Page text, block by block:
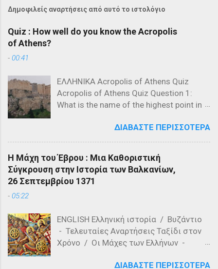
Δημοφιλείς αναρτήσεις από αυτό το ιστολόγιο
Quiz : How well do you know the Acropolis
of Athens?
- 00:41
ΕΛΛΗΝΙΚΑ Acropolis of Athens Quiz
Acropolis of Athens Quiz Question 1:
What is the name of the highest point in
Propylaea c) The Acropolis Hill Question
2: Which of the following is NOT a
structure on the Acropolis? a) The
Parthenon b) The Propylaea c) The
Colosseum Question 3: Who designed
the Parthenon? a) Ictinus and Callicrates
material used in the construction of the
Parthenon? a) Marble b) Granite c)
Limestone Question 5: Which of the
ΔΙΑΒΆΣΤΕ ΠΕΡΙΣΣΌΤΕΡΑ
Η Μάχη του Έβρου : Μια Καθοριστική
Σύγκρουση στην Ιστορία των Βαλκανίων,
26 Σεπτεμβρίου 1371
- 05:22
ENGLISH Ελληνική ιστορία / Βυζάντιο
- Τελευταίες Αναρτήσεις Ταξίδι στον
Χρόνο / Οι Μάχες των Ελλήνων -
Έβρου, γνωστή και ως Μάχη του
ΔΙΑΒΆΣΤΕ ΠΕΡΙΣΣΌΤΕΡΑ